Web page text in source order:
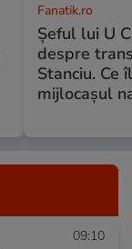
Fanatik.ro
Șeful lui U
despre
Stanciu. Ce
mijlocașul
09:10